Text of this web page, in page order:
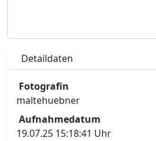
Detaildaten
Fotografïn
maltehuebner
Aufnahmedatum
19.07.25 15:18:41 Uhr